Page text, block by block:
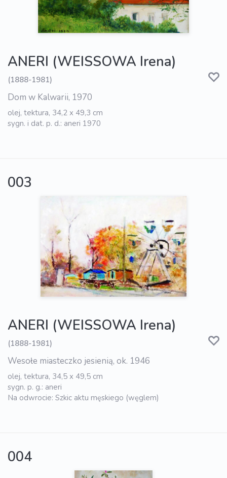
ANERI (WEISSOWA Irena)
(1888-1981)
Dom w Kalwarii, 1970
olej, tektura, 34,2 x 49,3 cm
sygn. i dat. p. d.: aneri 1970
003
ANERI (WEISSOWA Irena)
(1888-1981)
Wesołe miasteczko jesienią, ok. 1946
olej, tektura, 34,5 x 49,5 cm
sygn. p. g.: aneri
Na odwrocie: Szkic aktu męskiego (węglem)
004